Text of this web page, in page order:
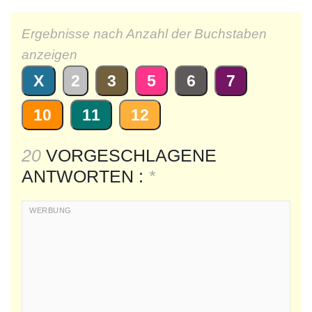
Ergebnisse nach Anzahl der Buchstaben
anzeigen
X 2 3 5 6
7
10
11 12
20 VORGESCHLAGENE
ANTWORTEN : *